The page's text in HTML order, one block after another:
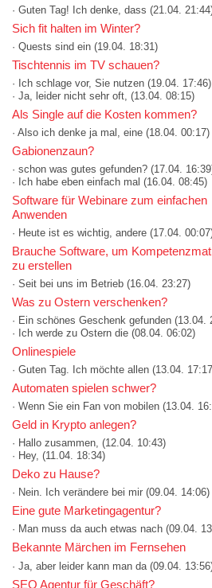
· Guten Tag! Ich denke, dass (21.04.
Sich fit halten im Winter?
· Quests sind ein (19.04. 18:31)
Tischtennis im TV schauen?
· Ich schlage vor, Sie nutzen (19.04. 17:46)
· Ja, leider nicht sehr oft, (13.04. 08:15)
Als Single auf die Kosten kommen?
· Also ich denke ja mal, eine (18.04. 00:17)
Gabionenzaun?
· schon was gutes gefunden? (17.04.
· Ich habe eben einfach mal (16.04. 08:45)
Software für Webinare zum einfachen
Anwenden
· Heute ist es wichtig, andere (17.04.
Brauche Software, um
zu erstellen
· Seit bei uns im Betrieb (16.04. 23:27)
Was zu Ostern verschenken?
· Ein schönes Geschenk gefunden (13.04.
· Ich werde zu Ostern die (08.04. 06:02)
Onlinespiele
· Guten Tag. Ich möchte allen (13.04.
Automaten spielen schwer?
· Wenn Sie ein Fan von mobilen (13.04.
Geld in Krypto anlegen?
· Hallo zusammen, (12.04. 10:43)
· Hey, (11.04. 18:34)
Deko zu Hause?
· Nein. Ich verändere bei mir (09.04. 14:06)
Eine gute Marketingagentur?
· Man muss da auch etwas nach (09.04.
Bekannte Märchen im Fernsehen
· Ja, aber leider kann man da (09.04.
SEO Agentur für Geschäft?